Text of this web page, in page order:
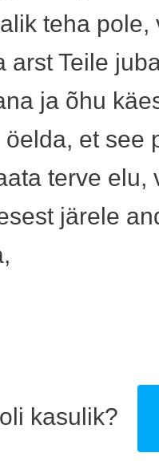
teha pole,
arst Teile
ja õhu
et see
terve elu,
järele
kasulik?